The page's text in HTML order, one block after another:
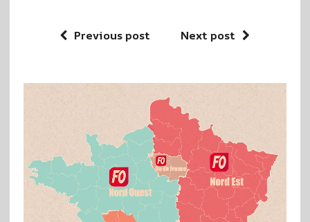
Previous post Next post